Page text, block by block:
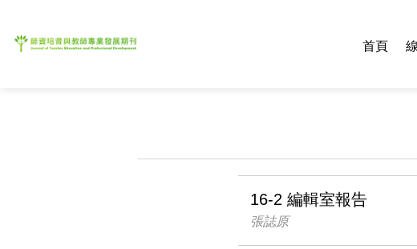
首頁
16-2 編輯室報告
張誌原